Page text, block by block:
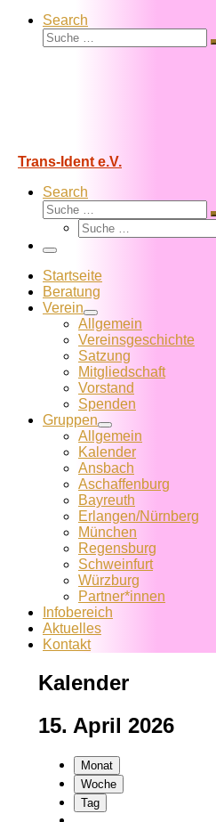
Search
Suche
Trans-Ident e.V.
Search
Suche
Suche
Menü
Startseite
Beratung
Verein
Allgemein
Vereins­geschichte
Satzung
Mitglied­schaft
Vorstand
Spenden
Gruppen
Allgemein
Kalender
Ansbach
Aschaffenburg
Bayreuth
Erlangen/Nürnberg
München
Regensburg
Schweinfurt
Würzburg
Partner*innen
Infobereich
Aktuelles
Kontakt
Kalender
15. April 2026
Monat
Woche
Tag